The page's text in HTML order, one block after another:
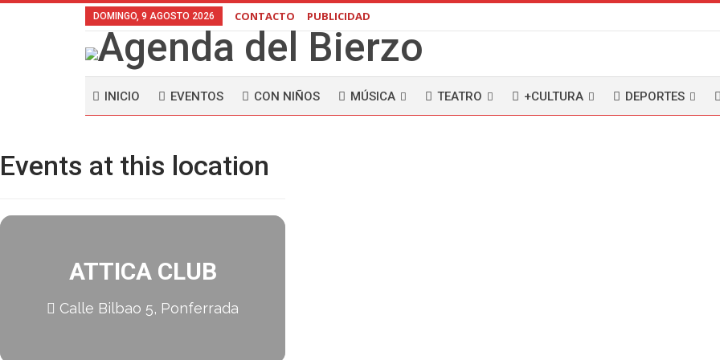
DOMINGO, 9 AGOSTO 2026 CONTACTO PUBLICIDAD
INICIO EVENTOS CON NIÑOS MÚSICA TEATRO +CULTURA DEPORTES
Events at this location
ATTICA CLUB
Calle Bilbao 5, Ponferrada